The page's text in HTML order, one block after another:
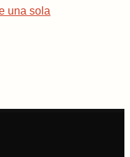
una sola